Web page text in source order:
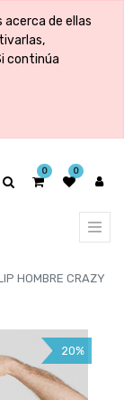
acerca de ellas
continúa
0 0
HOMBRE CRAZY
20%